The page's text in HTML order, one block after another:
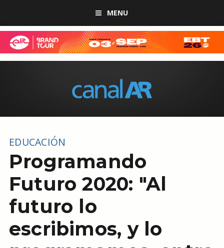
MENU
EDUCACIÓN
Programando
Futuro 2020: "Al
futuro lo
escribimos, y lo